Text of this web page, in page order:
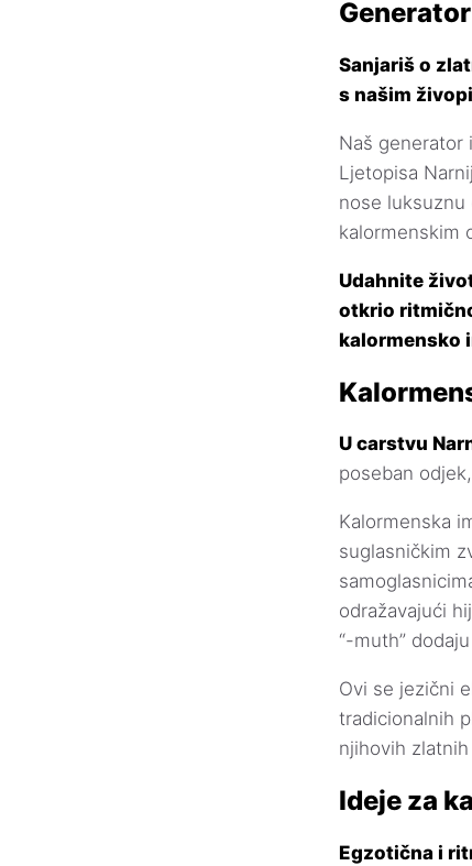
Sanjariš o
s našim
Naš generator
Ljetopisa
nose luksuznu
kalormenskim
Udahnite
otkrio
kalormensko
U carstvu
poseban
Kalormenska
suglasničkim
odražavajući
“-muth”
Ovi se jezični
tradicionalnih
njihovih zlatnih
Ideje za
Egzotična i